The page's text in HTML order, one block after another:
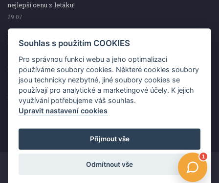
nejlepší cenu z letáku!
29.07
Prokop pro Vás vybírá z obslužného úseku na víkendovku tu
nejlepší cenu z letáku!
Kup špekáčky od Váhaly a vyhraj s naCOOPkou sekerku Fiskars
29.07
Prokop pro Vás vybírá na víkendovku ty nejlepší ceny z letáku!
29.07
Copyright ©2026 Jednota, spotřební družstvo v Hodoníně
Souhlas s použitím COOKIES
Pro správnou funkci webu a jeho optimalizaci
používáme soubory cookies. Některé cookies soubory
jsou technicky nezbytné, jiné soubory cookies se
používají pro analytické a marketingové účely. K jejich
využívání potřebujeme váš souhlas.
Upravit nastavení cookies
Přijmout vše
Odmítnout vše